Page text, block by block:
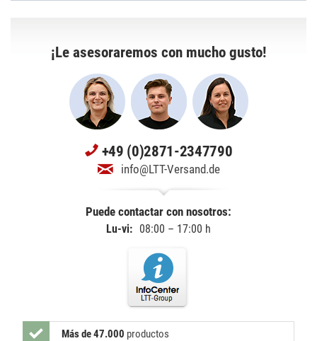
¡Le asesoraremos con mucho gusto!
+49 (0)2871-2347790
info@LTT-Versand.de
Puede contactar con nosotros:
Lu-vi: 08:00 – 17:00 h
Más de 47.000 productos